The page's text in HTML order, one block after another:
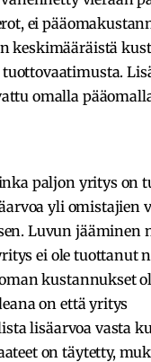
ei
keskimääräistä
omalla
paljon yritys on
yli omistajien
Luvun jääminen
ei ole tuottanut
kustannukset
on että yritys
lisäarvoa vasta
on täytetty,